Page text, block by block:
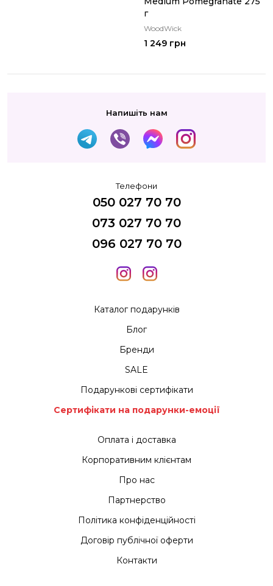
г
WoodWick
1 249 грн
Каталог подарунків
Блог
Бренди
SALE
Подарункові сертифікати
Сертифікати на подарунки-емоції
Оплата і доставка
Корпоративним клієнтам
Про нас
Партнерство
Політика конфіденційності
Договір публічної оферти
Контакти
Напишіть нам
Телефони
050 027 70 70
073 027 70 70
096 027 70 70